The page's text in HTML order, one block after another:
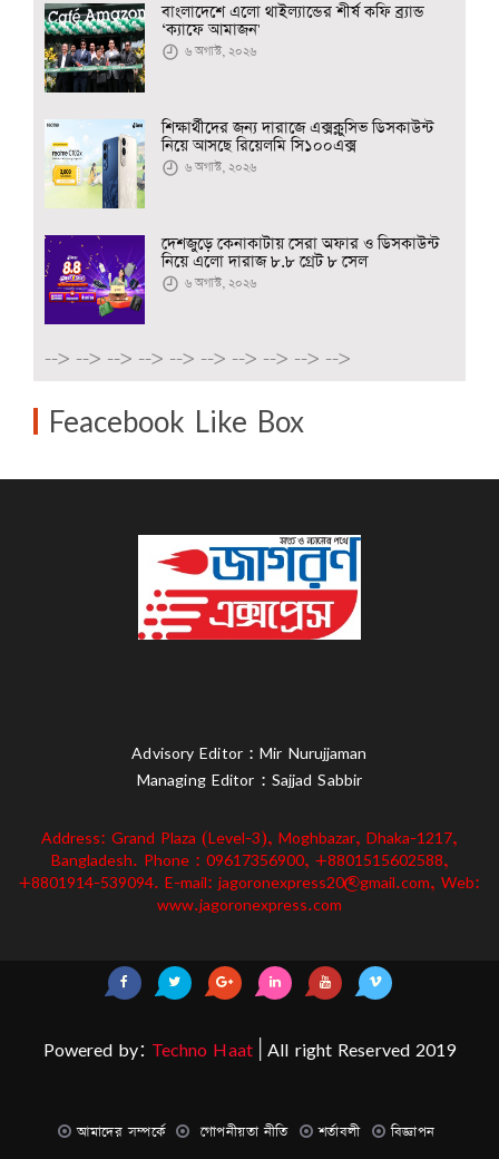
বাংলাদেশে এলো থাইল্যান্ডের শীর্ষ কফি ব্র্যান্ড
‘ক্যাফে আমাজন'
৬ অগাস্ট, ২০২৬
শিক্ষার্থীদের জন্য দারাজে এক্সক্লুসিভ ডিসকাউন্ট
নিয়ে আসছে রিয়েলমি সি১০০এক্স
৬ অগাস্ট, ২০২৬
দেশজুড়ে কেনাকাটায় সেরা অফার ও ডিসকাউন্ট
নিয়ে এলো দারাজ ৮.৮ গ্রেট ৮ সেল
৬ অগাস্ট, ২০২৬
--> --> --> --> --> --> --> --> --> -->
Feacebook Like Box
Advisory Editor : Mir Nurujjaman
Managing Editor : Sajjad Sabbir
Address: Grand Plaza (Level-3), Moghbazar, Dhaka-1217,
Bangladesh. Phone : 09617356900, +8801515602588,
+8801914-539094. E-mail: jagoronexpress20@gmail.com, Web:
www.jagoronexpress.com
Powered by: Techno Haat| All right Reserved 2019
আমাদের সম্পর্কে গোপনীয়তা নীতি শর্তাবলী বিজ্ঞাপন